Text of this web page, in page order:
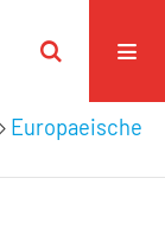
Europaeische